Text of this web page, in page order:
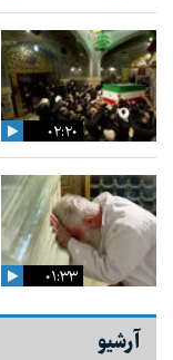
۰۲:۲۰
۰۱:۳۳
آرشیو